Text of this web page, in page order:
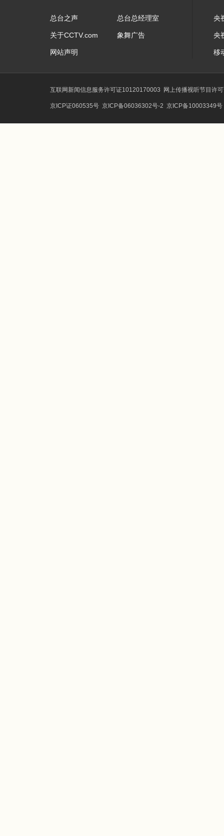
总台之声 总台总经理室
关于CCTV.com 象舞广告
网站声明
央
央
移
互联网新闻信息服务许可证10120170003 网上传播视听节目许
京ICP证060535号 京ICP备06036302号-2 京ICP备10003349号